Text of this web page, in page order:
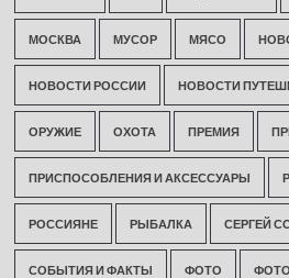
МОСКВА МУСОР МЯСО
НОВОСТИ РОССИИ НОВОСТИ
ОРУЖИЕ ОХОТА ПРЕМИЯ
ПРИСПОСОБЛЕНИЯ И АКСЕССУАРЫ
РОССИЯНЕ РЫБАЛКА СЕРГЕЙ
СОБЫТИЯ И ФАКТЫ ФОТО